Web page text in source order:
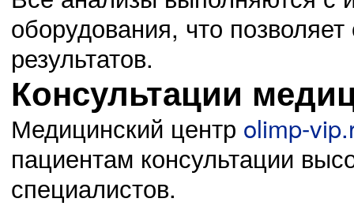
оборудования, что
результатов.
Консультации
Медицинский центр olimp-
пациентам консультации
специалистов.